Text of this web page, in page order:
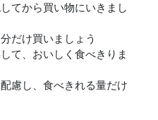
てから買い物にいきまし
だけ買いましょう
て、おいしく食べきりま
慮し、食べきれる量だけ